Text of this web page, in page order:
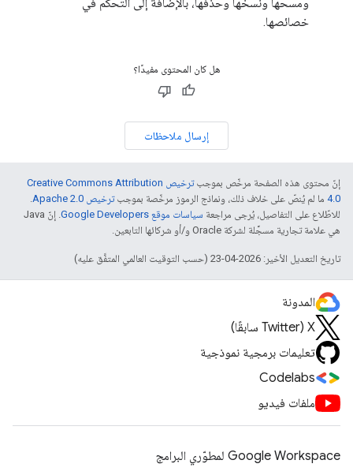
خصائصها.
هل كان المحتوى مفيدًا؟
إرسال ملاحظات
إنّ محتوى هذه الصفحة مرخّص بموجب
ترخيص Creative Commons Attribution
4.0‏ ما لم يُنصّ على خلاف ذلك، ونماذج الرموز مرخّصة بموجبترخيص Apache 2.0‏
.
للاطّلاع على التفاصيل، يُرجى مراجعة سياسات موقع Google Developers‏
. إنّ Java
هي علامة تجارية مسجَّلة لشركة Oracle و/أو شركائها التابعين.
تاريخ التعديل الأخير: 2026-04-23 (حسب التوقيت العالمي المتفَّق عليه)
المدونة
‫X ‏(Twitter سابقًا)
تعليمات برمجية نموذجية
Codelabs
ملفات فيديو
Google Workspace لمطوّري البرامج